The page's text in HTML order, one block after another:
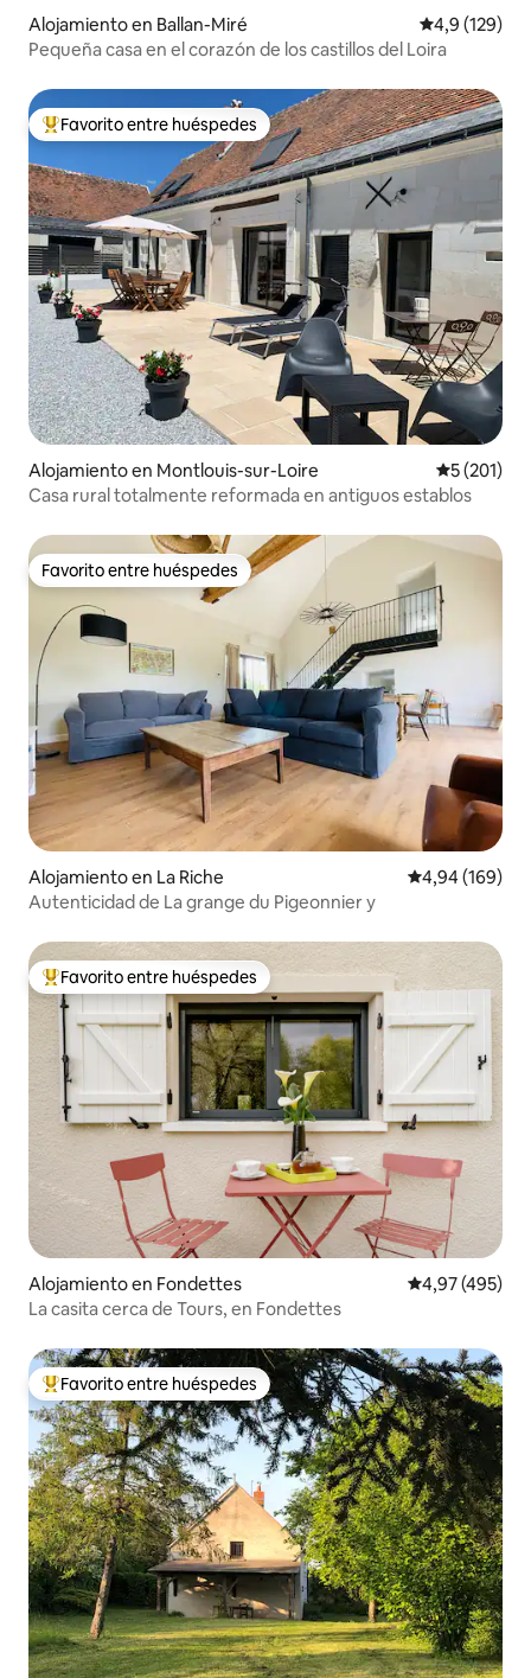
Alojamiento en Ballan-Miré Calificación
4,9 (129)
Pequeña casa en el corazón de los castillos del Loira
Favorito entre los huéspedes más destacados
Favorito entre huéspedes
Alojamiento en Montlouis-sur-Loire
5 (201)
Casa rural totalmente reformada en antiguos establos
Favorito entre huéspedes
Favorito entre huéspedes
Alojamiento en La Riche Calificación
4,94 (169)
Autenticidad de La grange du Pigeonnier y
Favorito entre los huéspedes más destacados
Favorito entre huéspedes
Alojamiento en Fondettes Calificación
4,97 (495)
La casita cerca de Tours, en Fondettes
Favorito entre los huéspedes más destacados
Favorito entre huéspedes